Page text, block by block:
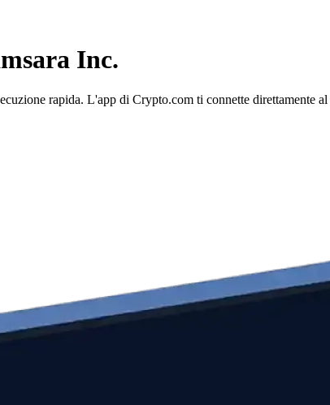
Inc.
rapida. L'app di Crypto.com ti connette direttamente